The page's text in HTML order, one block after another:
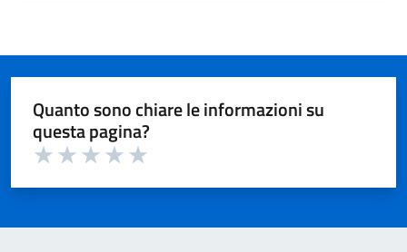
Quanto sono chiare le informazioni su
questa pagina?